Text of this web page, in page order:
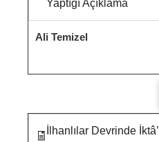
Yaptığı Açıklama
Ali Temizel
İlhanlılar Devrinde İktâ’